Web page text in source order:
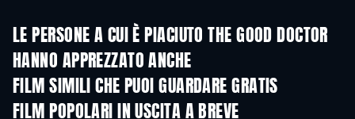
LE PERSONE A CUI È PIACIUTO THE GOOD DOCTOR
HANNO APPREZZATO ANCHE
FILM SIMILI CHE PUOI GUARDARE GRATIS
FILM POPOLARI IN USCITA A BREVE